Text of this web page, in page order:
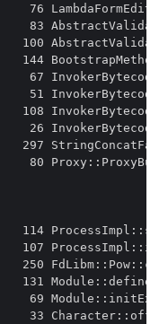
76
83
100
144
67
51
108
26
297
80
114
107
250
131
69
33